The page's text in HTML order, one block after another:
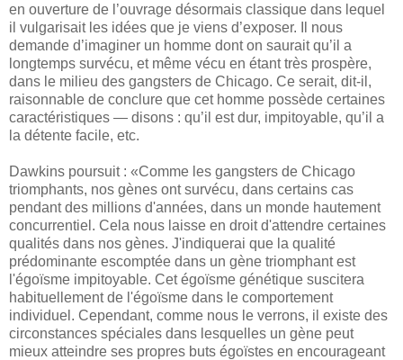
en ouverture de l’ouvrage désormais classique dans lequel
il vulgarisait les idées que je viens d’exposer. Il nous
demande d’imaginer un homme dont on saurait qu’il a
longtemps survécu, et même vécu en étant très prospère,
dans le milieu des gangsters de Chicago. Ce serait, dit-il,
raisonnable de conclure que cet homme possède certaines
caractéristiques — disons : qu’il est dur, impitoyable, qu’il a
la détente facile, etc.
Dawkins poursuit : «Comme les gangsters de Chicago
triomphants, nos gènes ont survécu, dans certains cas
pendant des millions d'années, dans un monde hautement
concurrentiel. Cela nous laisse en droit d'attendre certaines
qualités dans nos gènes. J'indiquerai que la qualité
prédominante escomptée dans un gène triomphant est
l'égoïsme impitoyable. Cet égoïsme génétique suscitera
habituellement de l'égoïsme dans le comportement
individuel. Cependant, comme nous le verrons, il existe des
circonstances spéciales dans lesquelles un gène peut
mieux atteindre ses propres buts égoïstes en encourageant